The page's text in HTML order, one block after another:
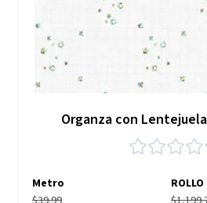
Organza con
Metro
ROLLO